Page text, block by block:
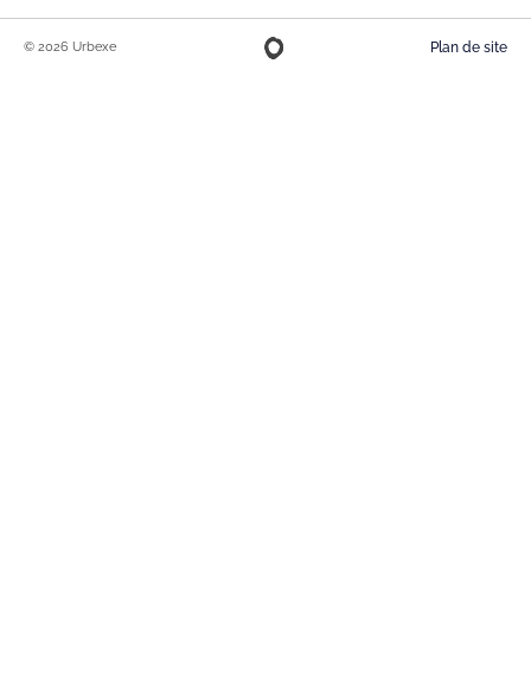
© 2026 Urbexe Plan de site